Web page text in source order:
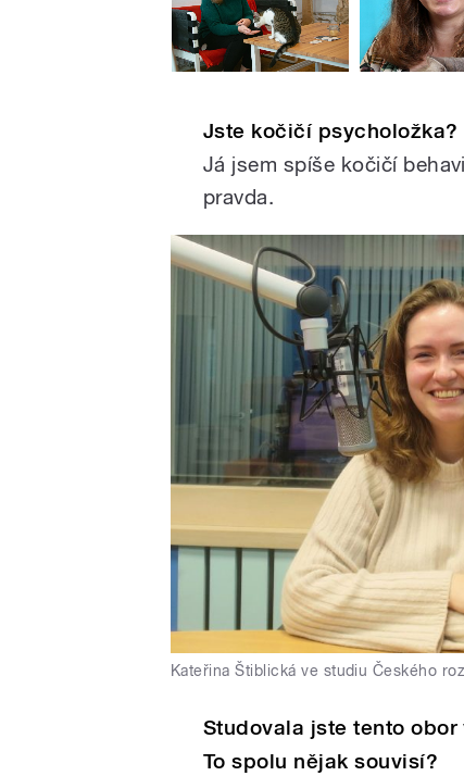
Jste kočičí psycholožka?
Já jsem spíše kočičí
pravda.
Kateřina Štiblická ve studiu Českého
Studovala jste tento
To spolu nějak souvisí?